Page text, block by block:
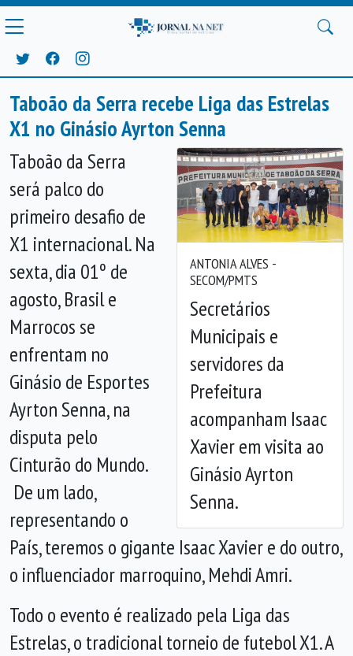
Taboão da Serra recebe Liga das Estrelas
X1 no Ginásio Ayrton Senna
ANTONIA ALVES -
SECOM/PMTS
Secretários
Municipais e
servidores da
Prefeitura
acompanham Isaac
Xavier em visita ao
Ginásio Ayrton
Senna.
Anterior
Taboão da Serra
será palco do
primeiro desafio de
X1 internacional. Na
sexta, dia 01º de
agosto, Brasil e
Marrocos se
enfrentam no
Ginásio de Esportes
Ayrton Senna, na
disputa pelo
Cinturão do Mundo.
De um lado,
representando o
País, teremos o gigante Isaac Xavier e do outro,
o influenciador marroquino, Mehdi Amri.
Todo o evento é realizado pela Liga das
Estrelas, o tradicional torneio de futebol X1. A